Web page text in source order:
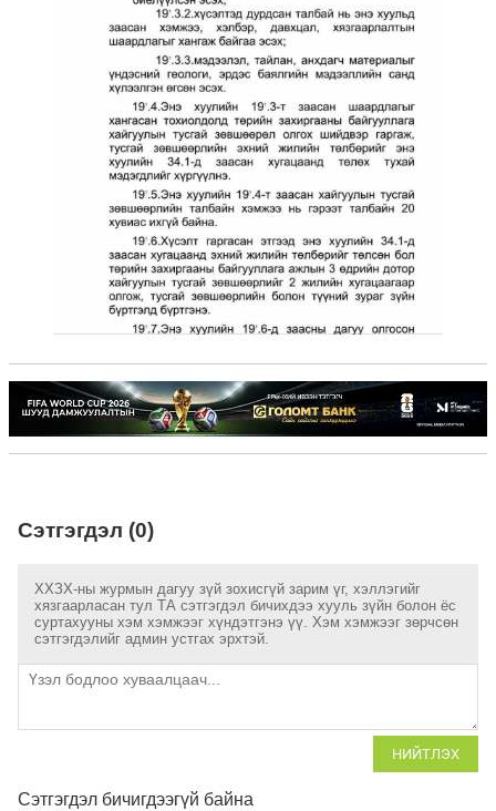
Сэтгэгдэл (0)
ХХЗХ-ны журмын дагуу зүй зохисгүй зарим үг, хэллэгийг
хязгаарласан тул ТА сэтгэгдэл бичихдээ хууль зүйн болон ёс
суртахууны хэм хэмжээг хүндэтгэнэ үү. Хэм хэмжээг зөрчсөн
сэтгэгдэлийг админ устгах эрхтэй.
НИЙТЛЭХ
Сэтгэгдэл бичигдээгүй байна